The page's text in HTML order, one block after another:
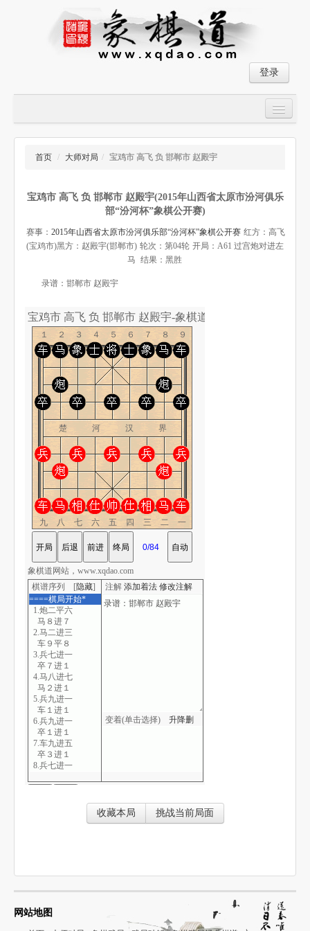
登录
大师对局
象棋棋谱
残局破解
首页 / 大师对局 / 宝鸡市 高飞 负 邯郸市 赵殿宇
宝鸡市 高飞 负 邯郸市 赵殿宇(2015年山西省太原市汾河俱乐
部“汾河杯”象棋公开赛)
赛事： 2015年山西省太原市汾河俱乐部“汾河杯”象棋公开赛 红方：高飞
(宝鸡市)黑方：赵殿宇(邯郸市) 轮次：第04轮 开局：A61 过宫炮对进左
马 结果：黑胜
录谱：邯郸市 赵殿宇
宝鸡市 高飞 负 邯郸市 赵殿宇-象棋道
１２３４５６７８９
楚 河 汉 界
九八七六五四三二一
棋谱序列 [隐藏]
====棋局开始*
1.炮二平六
马８进７
2.马二进三
车９平８
3.兵七进一
卒７进１
4.马八进七
马２进１
5.兵九进一
车１进１
6.兵九进一
卒１进１
7.车九进五
卒３进１
8.兵七进一
9.马三退五
13.马八进六
车２进２
注解 添加着法 修改注解
变着(单击选择) 升降删
象棋道网站，www.xqdao.com
收藏本局 挑战当前局面
网站地图